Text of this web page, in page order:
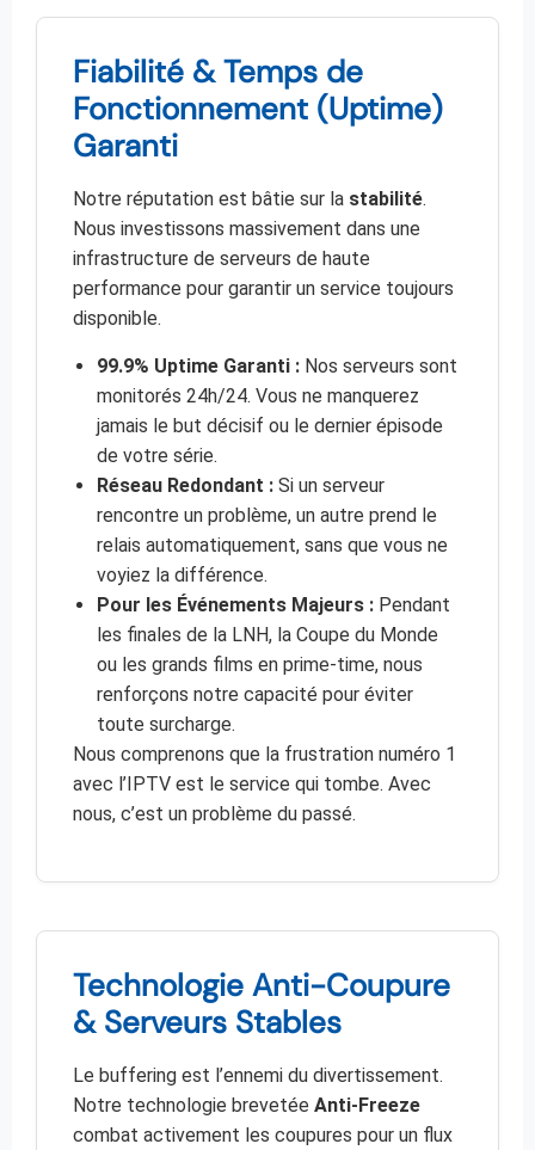
Fiabilité & Temps de
Fonctionnement (Uptime)
Garanti
Notre réputation est bâtie sur la stabilité.
Nous investissons massivement dans une
infrastructure de serveurs de haute
performance pour garantir un service toujours
disponible.
99.9% Uptime Garanti : Nos serveurs sont
monitorés 24h/24. Vous ne manquerez
jamais le but décisif ou le dernier épisode
de votre série.
Réseau Redondant : Si un serveur
rencontre un problème, un autre prend le
relais automatiquement, sans que vous ne
voyiez la différence.
Pour les Événements Majeurs : Pendant
les finales de la LNH, la Coupe du Monde
ou les grands films en prime-time, nous
renforçons notre capacité pour éviter
toute surcharge.
Nous comprenons que la frustration numéro 1
avec l’IPTV est le service qui tombe. Avec
nous, c’est un problème du passé.
Technologie Anti-Coupure
& Serveurs Stables
Le buffering est l’ennemi du divertissement.
Notre technologie brevetée Anti-Freeze
combat activement les coupures pour un flux